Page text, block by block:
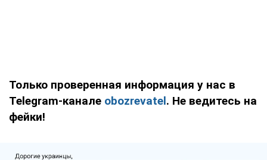
Только проверенная информация у нас в
Telegram-канале obozrevatel. Не ведитесь на
фейки!